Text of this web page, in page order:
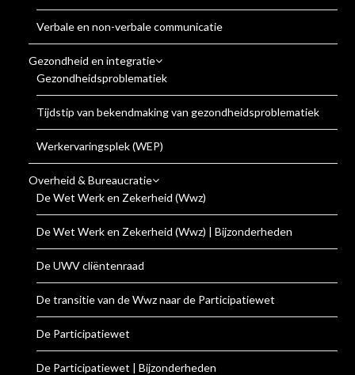
Verbale en non-verbale communicatie
Gezondheid en integratie
Gezondheidsproblematiek
Tijdstip van bekendmaking van gezondheidsproblematiek
Werkervaringsplek (WEP)
Overheid & Bureaucratie
De Wet Werk en Zekerheid (Wwz)
De Wet Werk en Zekerheid (Wwz) | Bijzonderheden
De UWV cliëntenraad
De transitie van de Wwz naar de Participatiewet
De Participatiewet
De Participatiewet | Bijzonderheden